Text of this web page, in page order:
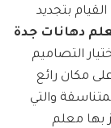
بتجديد
دهانات جدة
التصاميم
مكان رائع
والتي
بها معلم